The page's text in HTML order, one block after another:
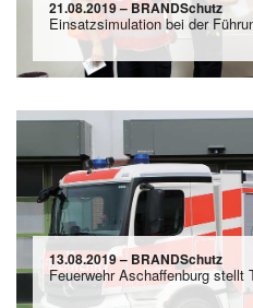
21.08.2019 – BRANDSchutz
Einsatzsimulation bei der
13.08.2019 – BRANDSchutz
Feuerwehr Aschaffenburg stellt